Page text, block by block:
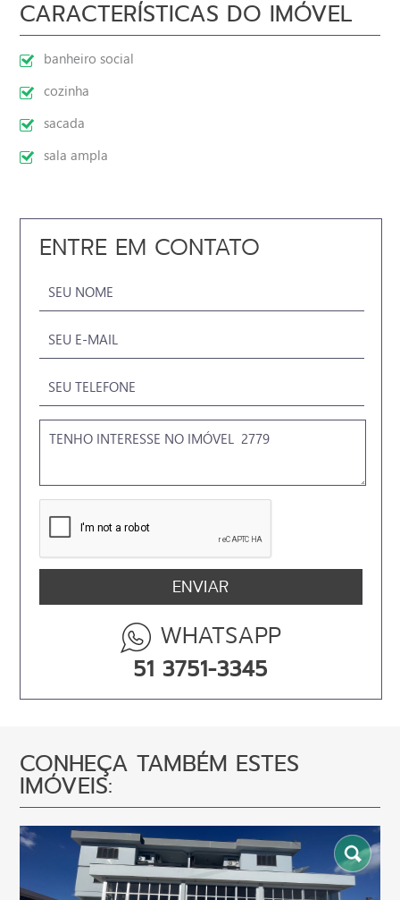
CARACTERÍSTICAS DO IMÓVEL
banheiro social
cozinha
sacada
sala ampla
ENTRE EM CONTATO
WHATSAPP
51 3751-3345
CONHEÇA TAMBÉM ESTES
IMÓVEIS: